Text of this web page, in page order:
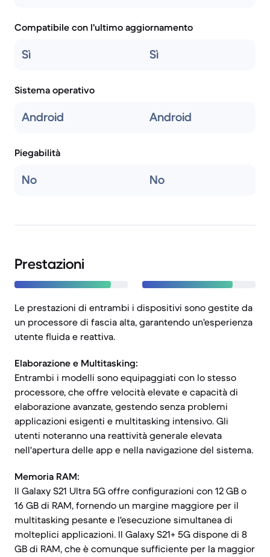
Compatibile con l'ultimo aggiornamento
Sì Sì
Sistema operativo
Android Android
Piegabilità
No No
Prestazioni
Le prestazioni di entrambi i dispositivi sono gestite da
un processore di fascia alta, garantendo un'esperienza
utente fluida e reattiva.
Elaborazione e Multitasking:
Entrambi i modelli sono equipaggiati con lo stesso
processore, che offre velocità elevate e capacità di
elaborazione avanzate, gestendo senza problemi
applicazioni esigenti e multitasking intensivo. Gli
utenti noteranno una reattività generale elevata
nell'apertura delle app e nella navigazione del sistema.
Memoria RAM:
Il Galaxy S21 Ultra 5G offre configurazioni con 12 GB o
16 GB di RAM, fornendo un margine maggiore per il
multitasking pesante e l'esecuzione simultanea di
molteplici applicazioni. Il Galaxy S21+ 5G dispone di 8
GB di RAM, che è comunque sufficiente per la maggior